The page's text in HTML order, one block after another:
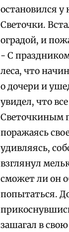
остановился
Светочки.
оградой, и
- С
леса, что
о дочери и
увидел, что
Светочкиным
поражаясь
удивляясь,
взглянул
сможет ли он
попытаться.
зашагал в